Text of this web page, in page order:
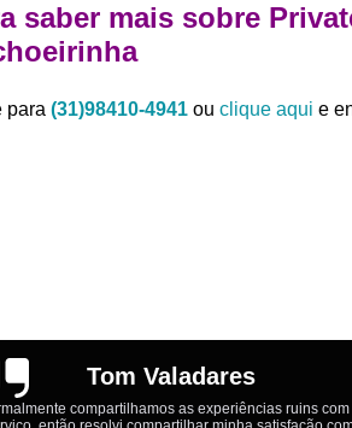
saber mais sobre
para (31)98410-4941 ou clique aqui e
Igor Cordeiro